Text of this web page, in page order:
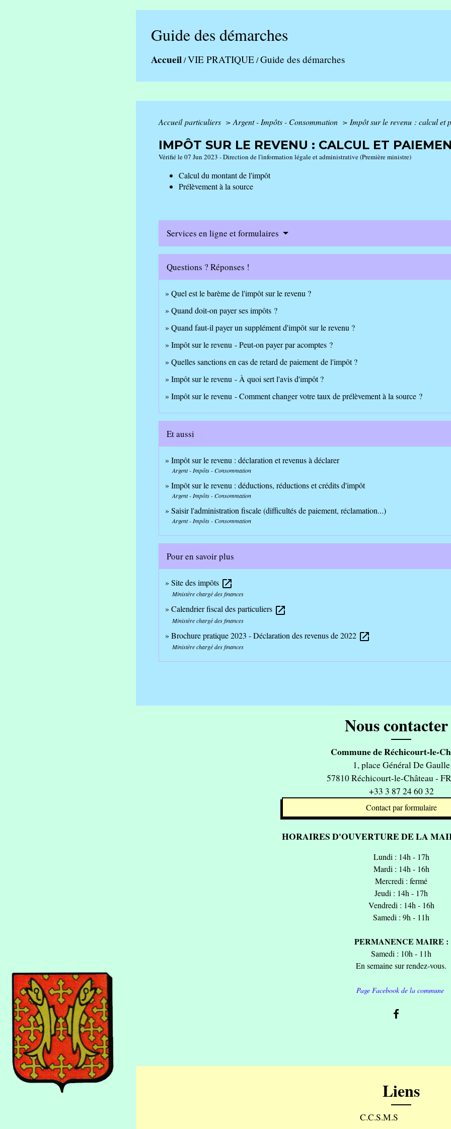
Guide des démarches
Accueil/VIE PRATIQUE/Guide des démarches
Accueil particuliers > Argent - Impôts - Consommation > Impôt sur le revenu : calcul et
IMPÔT SUR LE REVENU : CALCUL ET
Vérifié le 07 Jun 2023 - Direction de l'information légale et administrative (Première ministre)
Calcul du montant de l'impôt
Prélèvement à la source
Services en ligne et formulaires
Questions ? Réponses !
Quel est le barème de l'impôt sur le revenu ?
Quand doit-on payer ses impôts ?
Quand faut-il payer un supplément d'impôt sur le revenu ?
Impôt sur le revenu - Peut-on payer par acomptes ?
Quelles sanctions en cas de retard de paiement de l'impôt ?
Impôt sur le revenu - À quoi sert l'avis d'impôt ?
Impôt sur le revenu - Comment changer votre taux de prélèvement à la source ?
Et aussi
Impôt sur le revenu : déclaration et revenus à déclarer
Argent - Impôts - Consommation
Impôt sur le revenu : déductions, réductions et crédits d'impôt
Argent - Impôts - Consommation
Saisir l'administration fiscale (difficultés de paiement, réclamation...)
Argent - Impôts - Consommation
Pour en savoir plus
Site des impôts open_in_new
Ministère chargé des finances
Calendrier fiscal des particuliers open_in_new
Ministère chargé des finances
Brochure pratique 2023 - Déclaration des revenus de 2022 open_in_new
Ministère chargé des finances
Nous
Commune de Réchicourt-le-
1, place Général De Gaulle
57810 Réchicourt-le-Château -
+33 3 87 24 60 32
Contact par formulaire
HORAIRES D'OUVERTURE DE LA
Lundi : 14h - 17h
Mardi : 14h - 16h
Mercredi : fermé
Jeudi : 14h - 17h
Vendredi : 14h - 16h
Samedi : 9h - 11h
PERMANENCE MAIRE :
Samedi : 10h - 11h
En semaine sur rendez-vous.
Page Facebook de la commune
Liens
C.C.S.M.S